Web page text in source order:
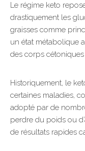
Le régime keto
drastiquement les
graisses comme
un état métabolique
des corps
Historiquement, le
certaines maladies,
adopté par de
perdre du poids ou
de résultats rapides